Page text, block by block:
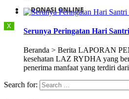
DONASI ONLINE
X
Serunya Peringatan Hari
Beranda > Berita LAPORAN
kesehatan LAZ RYDHA yang
penerima manfaat yang terdiri
Search for: